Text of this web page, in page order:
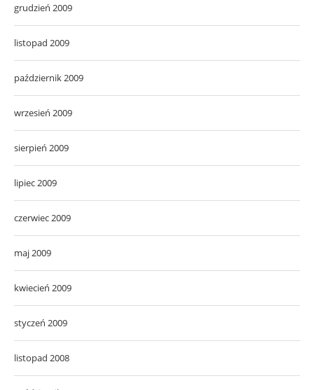
grudzień 2009
listopad 2009
październik 2009
wrzesień 2009
sierpień 2009
lipiec 2009
czerwiec 2009
maj 2009
kwiecień 2009
styczeń 2009
listopad 2008